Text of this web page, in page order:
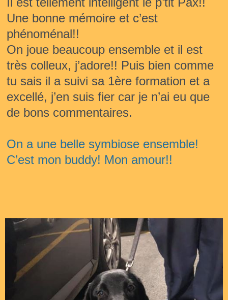
Une bonne mémoire et c’est
phénoménal!!
On joue beaucoup ensemble et il est
très colleux, j’adore!! Puis bien comme
tu sais il a suivi sa 1ère formation et a
excellé, j’en suis fier car je n’ai eu que
de bons commentaires.
On a une belle symbiose ensemble!
C’est mon buddy! Mon amour!!